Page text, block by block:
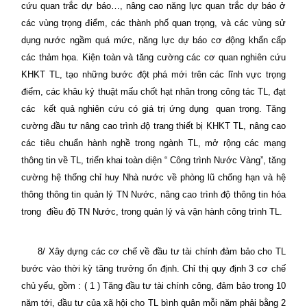
cứu quan trắc dự báo…, nâng cao năng lực quan trắc dự báo ở
các vùng trọng điểm, các thành phố quan trọng, và các vùng sử
dụng nước ngầm quá mức, năng lực dự báo cơ động khẩn cấp
các thảm họa. Kiện toàn và tăng cường các cơ quan nghiên cứu
KHKT TL, tạo những bước đột phá mới trên các lĩnh vực trọng
điểm, các khâu kỷ thuật mấu chốt hạt nhân trong công tác TL, đạt
các
kết quả nghiên cứu có giá trị ứng dụng
quan trọng. Tăng
cường đầu tư nâng cao trình độ trang thiết bị KHKT TL, nâng cao
các tiêu chuẩn hành nghề trong ngành TL, mở rộng các mạng
thông tin về TL, triển khai toàn diện “ Công trình Nước Vàng”, tăng
cường hệ thống chỉ huy Nhà nước về phòng lũ chống hạn và hệ
thông thông tin quản lý TN Nước, nâng cao trình độ thông tin hóa
trong điều độ TN Nước, trong quản lý và vận hành công trình TL.
8/ Xây dựng các cơ chế về đầu tư tài chính đảm bảo cho TL
bước vào thời kỳ tăng trưởng ổn định. Chỉ thị quy định 3 cơ chế
chủ yếu, gồm : ( 1 ) Tăng đầu tư tài chính công, đảm bảo trong 10
năm tới, đầu tư của xã hội cho TL bình quân mỗi năm phải bằng 2